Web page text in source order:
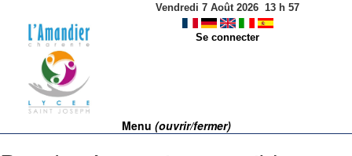
Vendredi 7 Août 2026 13 h 57
Se connecter
Menu (ouvrir/fermer)